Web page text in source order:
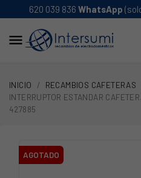
620 039 836 WhatsApp

INICIO RECAMBIOS CAFETERAS
INTERRUPTOR ESTANDAR
427885
AGOTADO